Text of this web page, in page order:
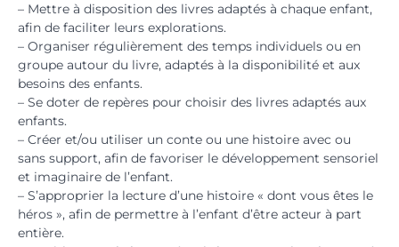
– Mettre à disposition des livres adaptés à chaque enfant,
afin de faciliter leurs explorations.
– Organiser régulièrement des temps individuels ou en
groupe autour du livre, adaptés à la disponibilité et aux
besoins des enfants.
– Se doter de repères pour choisir des livres adaptés aux
enfants.
– Créer et/ou utiliser un conte ou une histoire avec ou
sans support, afin de favoriser le développement sensoriel
et imaginaire de l’enfant.
– S’approprier la lecture d’une histoire « dont vous êtes le
héros », afin de permettre à l’enfant d’être acteur à part
entière.